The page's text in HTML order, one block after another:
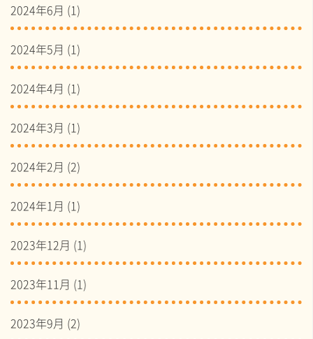
2024年6月 (1)
2024年5月 (1)
2024年4月 (1)
2024年3月 (1)
2024年2月 (2)
2024年1月 (1)
2023年12月 (1)
2023年11月 (1)
2023年9月 (2)